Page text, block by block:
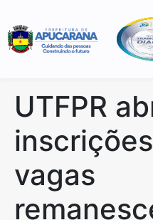
UTFPR
vagas